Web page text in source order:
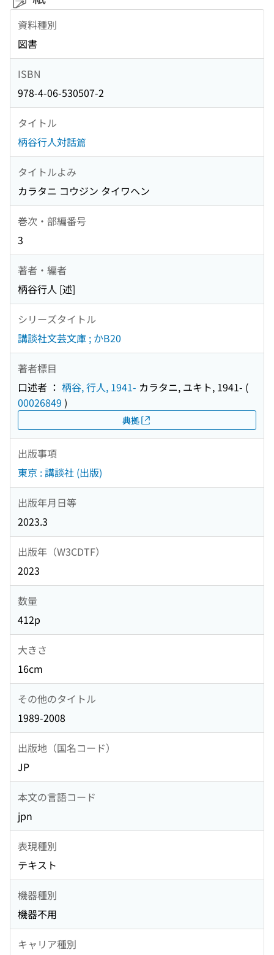
資料種別
図書
ISBN
978-4-06-530507-2
タイトル
柄谷行人対話篇
タイトルよみ
カラタニ コウジン タイワヘン
巻次・部編番号
3
著者・編者
柄谷行人 [述]
シリーズタイトル
講談社文芸文庫 ; かB20
著者標目
口述者 ： 柄谷, 行人, 1941- カラタニ, ユキト, 1941- (
00026849 )
典拠
出版事項
東京 : 講談社 (出版)
出版年月日等
2023.3
出版年（W3CDTF）
2023
数量
412p
大きさ
16cm
その他のタイトル
1989-2008
出版地（国名コード）
JP
本文の言語コード
jpn
表現種別
テキスト
機器種別
機器不用
キャリア種別